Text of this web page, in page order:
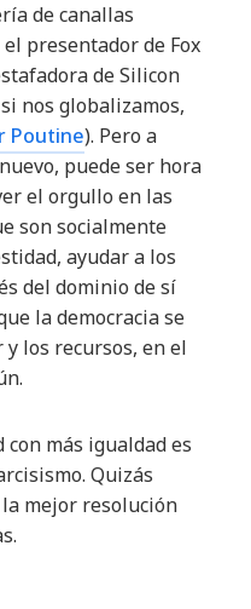
de canallas
presentador de Fox
de Silicon
nos globalizamos,
Poutine). Pero a
puede ser hora
el orgullo en las
son socialmente
ayudar a los
del dominio de sí
la democracia se
los recursos, en el
con más igualdad es
Quizás
mejor resolución